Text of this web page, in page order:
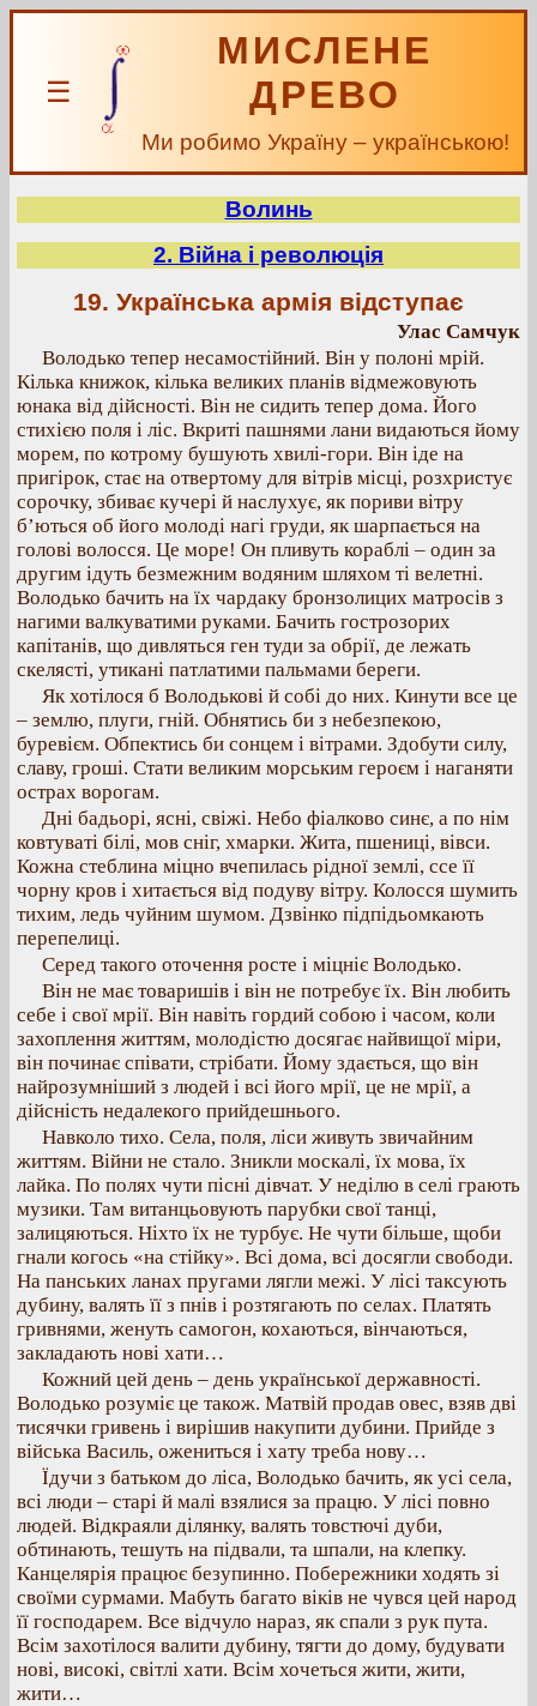
☰
МИСЛЕНЕ
ДРЕВО
Ми робимо Україну – українською!
Волинь
2. Війна і революція
19. Українська армія відступає
Улас Самчук
Володько тепер несамостійний. Він у полоні мрій.
Кілька книжок, кілька великих планів відмежовують
юнака від дійсності. Він не сидить тепер дома. Його
стихією поля і ліс. Вкриті пашнями лани видаються йому
морем, по котрому бушують хвилі-гори. Він іде на
пригірок, стає на отвертому для вітрів місці, розхристує
сорочку, збиває кучері й наслухує, як пориви вітру
б’ються об його молоді нагі груди, як шарпається на
голові волосся. Це море! Он пливуть кораблі – один за
другим ідуть безмежним водяним шляхом ті велетні.
Володько бачить на їх чардаку бронзолицих матросів з
нагими валкуватими руками. Бачить гострозорих
капітанів, що дивляться ген туди за обрії, де лежать
скелясті, утикані патлатими пальмами береги.
Як хотілося б Володькові й собі до них. Кинути все це
– землю, плуги, гній. Обнятись би з небезпекою,
буревієм. Обпектись би сонцем і вітрами. Здобути силу,
славу, гроші. Стати великим морським героєм і наганяти
острах ворогам.
Дні бадьорі, ясні, свіжі. Небо фіалково синє, а по нім
ковтуваті білі, мов сніг, хмарки. Жита, пшениці, вівси.
Кожна стеблина міцно вчепилась рідної землі, ссе її
чорну кров і хитається від подуву вітру. Колосся шумить
тихим, ледь чуйним шумом. Дзвінко підпідьомкають
перепелиці.
Серед такого оточення росте і міцніє Володько.
Він не має товаришів і він не потребує їх. Він любить
себе і свої мрії. Він навіть гордий собою і часом, коли
захоплення життям, молодістю досягає найвищої міри,
він починає співати, стрібати. Йому здається, що він
найрозумніший з людей і всі його мрії, це не мрії, а
дійсність недалекого прийдешнього.
Навколо тихо. Села, поля, ліси живуть звичайним
життям. Війни не стало. Зникли москалі, їх мова, їх
лайка. По полях чути пісні дівчат. У неділю в селі грають
музики. Там витанцьовують парубки свої танці,
залицяються. Ніхто їх не турбує. Не чути більше, щоби
гнали когось «на стійку». Всі дома, всі досягли свободи.
На панських ланах пругами лягли межі. У лісі таксують
дубину, валять її з пнів і розтягають по селах. Платять
гривнями, женуть самогон, кохаються, вінчаються,
закладають нові хати…
Кожний цей день – день української державності.
Володько розуміє це також. Матвій продав овес, взяв дві
тисячки гривень і вирішив накупити дубини. Прийде з
війська Василь, ожениться і хату треба нову…
Їдучи з батьком до ліса, Володько бачить, як усі села,
всі люди – старі й малі взялися за працю. У лісі повно
людей. Відкраяли ділянку, валять товстючі дуби,
обтинають, тешуть на підвали, та шпали, на клепку.
Канцелярія працює безупинно. Побережники ходять зі
своїми сурмами. Мабуть багато віків не чувся цей народ
її господарем. Все відчуло нараз, як спали з рук пута.
Всім захотілося валити дубину, тягти до дому, будувати
нові, високі, світлі хати. Всім хочеться жити, жити,
жити…